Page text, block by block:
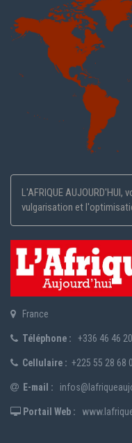
L'AFRIQUE
vulgarisation et
France
Téléphone : +336 46 46
Cellulaire : +225 55 28 68
E-mail :
Portail Web :